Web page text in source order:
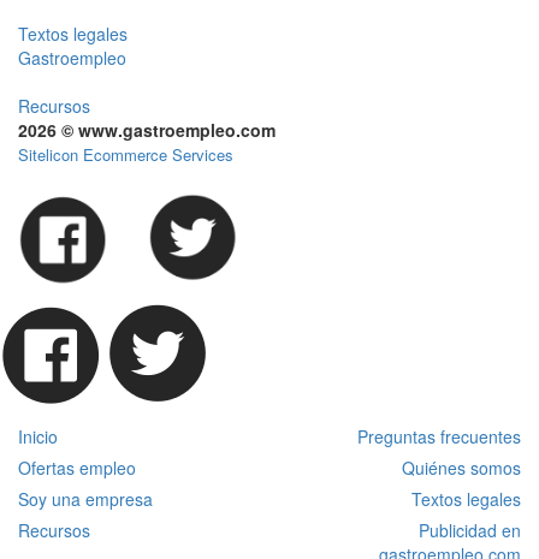
Textos legales
Gastroempleo
Recursos
2026 © www.gastroempleo.com
Sitelicon Ecommerce Services
Inicio
Preguntas frecuentes
Ofertas empleo
Quiénes somos
Soy una empresa
Textos legales
Recursos
Publicidad en
gastroempleo.com